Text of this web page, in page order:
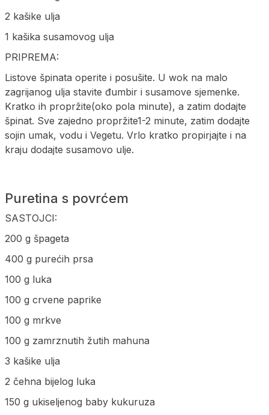
2 kašike ulja
1 kašika susamovog ulja
PRIPREMA:
Listove špinata operite i posušite. U wok na malo
zagrijanog ulja stavite đumbir i susamove sjemenke.
Kratko ih propržite(oko pola minute), a zatim dodajte
špinat. Sve zajedno propržite1-2 minute, zatim dodajte
sojin umak, vodu i Vegetu. Vrlo kratko propirjajte i na
kraju dodajte susamovo ulje.
Puretina s povrćem
SASTOJCI:
200 g špageta
400 g purećih prsa
100 g luka
100 g crvene paprike
100 g mrkve
100 g zamrznutih žutih mahuna
3 kašike ulja
2 čehna bijelog luka
150 g ukiseljenog baby kukuruza